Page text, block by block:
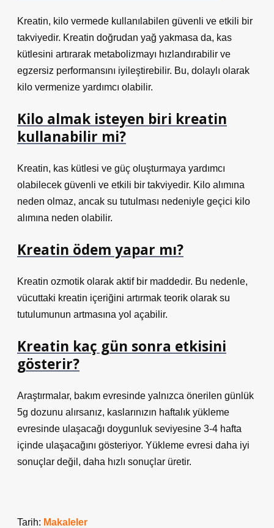
Kreatin, kilo vermede kullanılabilen güvenli ve etkili bir
takviyedir. Kreatin doğrudan yağ yakmasa da, kas
kütlesini artırarak metabolizmayı hızlandırabilir ve
egzersiz performansını iyileştirebilir. Bu, dolaylı olarak
kilo vermenize yardımcı olabilir.
Kilo almak isteyen biri kreatin
kullanabilir mi?
Kreatin, kas kütlesi ve güç oluşturmaya yardımcı
olabilecek güvenli ve etkili bir takviyedir. Kilo alımına
neden olmaz, ancak su tutulması nedeniyle geçici kilo
alımına neden olabilir.
Kreatin ödem yapar mı?
Kreatin ozmotik olarak aktif bir maddedir. Bu nedenle,
vücuttaki kreatin içeriğini artırmak teorik olarak su
tutulumunun artmasına yol açabilir.
Kreatin kaç gün sonra etkisini
gösterir?
Araştırmalar, bakım evresinde yalnızca önerilen günlük
5g dozunu alırsanız, kaslarınızın haftalık yükleme
evresinde ulaşacağı doygunluk seviyesine 3-4 hafta
içinde ulaşacağını gösteriyor. Yükleme evresi daha iyi
sonuçlar değil, daha hızlı sonuçlar üretir.
Tarih: Makaleler